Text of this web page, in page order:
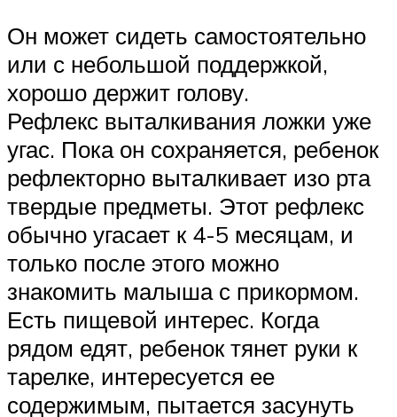
Он может сидеть самостоятельно
или с небольшой поддержкой,
хорошо держит голову.
Рефлекс выталкивания ложки уже
угас. Пока он сохраняется, ребенок
рефлекторно выталкивает изо рта
твердые предметы. Этот рефлекс
обычно угасает к 4-5 месяцам, и
только после этого можно
знакомить малыша с прикормом.
Есть пищевой интерес. Когда
рядом едят, ребенок тянет руки к
тарелке, интересуется ее
содержимым, пытается засунуть